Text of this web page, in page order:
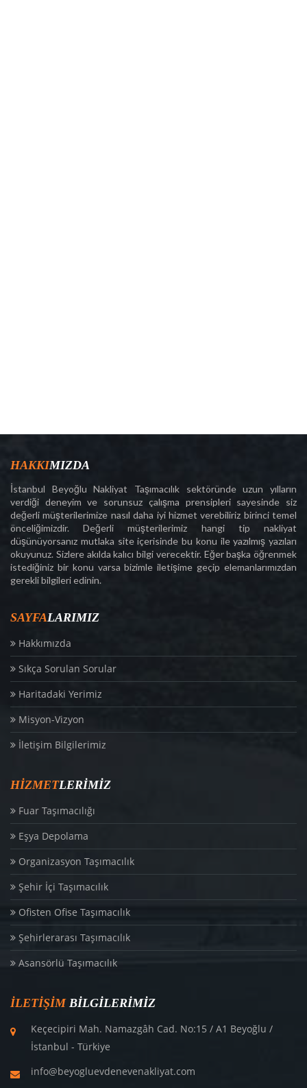
HAKKIMIZDA
İstanbul Beyoğlu Nakliyat Taşımacılık sektöründe uzun yılların
verdiği deneyim ve sorunsuz çalışma prensipleri sayesinde siz
değerli müşterilerimize nasıl daha iyi hizmet verebiliriz birinci temel
önceliğimizdir. Değerli müşterilerimiz hangi tip nakliyat
düşünüyorsanız mutlaka site içerisinde bu konu ile yazılmış yazıları
okuyunuz. Sizlere akılda kalıcı bilgi verecektir. Eğer başka öğrenmek
istediğiniz bir konu varsa bizimle iletişime geçip elemanlarımızdan
gerekli bilgileri edinin.
SAYFALARIMIZ
Hakkımızda
Sıkça Sorulan Sorular
Haritadaki Yerimiz
Misyon-Vizyon
İletişim Bilgilerimiz
HIZMETLERIMIZ
Fuar Taşımacılığı
Eşya Depolama
Organizasyon Taşımacılık
Şehir İçi Taşımacılık
Ofisten Ofise Taşımacılık
Şehirlerarası Taşımacılık
Asansörlü Taşımacılık
İLETIŞIM BILGILERIMIZ
Keçecipiri Mah. Namazgâh Cad. No:15 / A1 Beyoğlu /
İstanbul - Türkiye
info@beyogluevdenevenakliyat.com